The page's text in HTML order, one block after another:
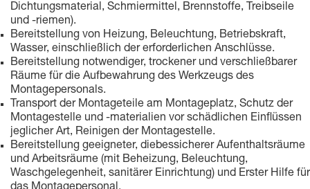
Dichtungsmaterial, Schmiermittel, Brennstoffe, Treibseile
und -riemen).
Bereitstellung von Heizung, Beleuchtung, Betriebskraft,
Wasser, einschließlich der erforderlichen Anschlüsse.
Bereitstellung notwendiger, trockener und verschließbarer
Räume für die Aufbewahrung des Werkzeugs des
Montagepersonals.
Transport der Montageteile am Montageplatz, Schutz der
Montagestelle und -materialien vor schädlichen Einflüssen
jeglicher Art, Reinigen der Montagestelle.
Bereitstellung geeigneter, diebessicherer Aufenthaltsräume
und Arbeitsräume (mit Beheizung, Beleuchtung,
Waschgelegenheit, sanitärer Einrichtung) und Erster Hilfe für